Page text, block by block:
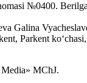
№0400.
Galina
Parkent
MChJ.